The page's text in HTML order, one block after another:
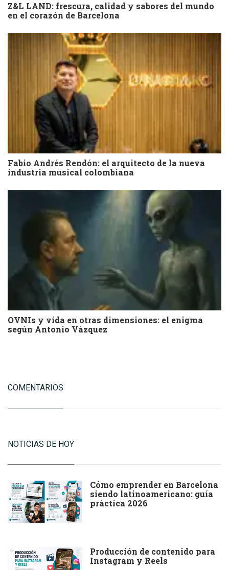
Z&L LAND: frescura, calidad y sabores del mundo
en el corazón de Barcelona
Fabio Andrés Rendón: el arquitecto de la nueva
industria musical colombiana
OVNIs y vida en otras dimensiones: el enigma
según Antonio Vázquez
COMENTARIOS
NOTICIAS DE HOY
Cómo emprender en Barcelona
siendo latinoamericano: guía
práctica 2026
Producción de contenido para
Instagram y Reels